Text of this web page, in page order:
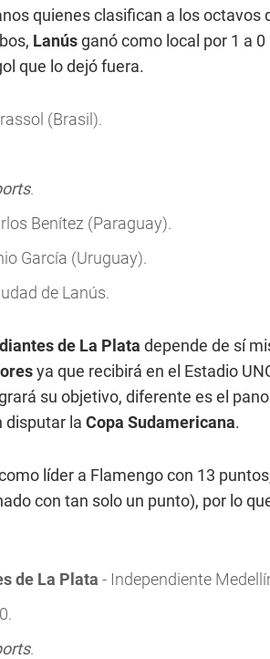
quienes clasifican a los
Lanúsganó como local por 1 a
que lo dejó fuera.
(Brasil).
.
Benítez (Paraguay).
García (Uruguay).
de Lanús.
de La Plata depende de sí
ya que recibirá en el Estadio
su objetivo, diferente es el
disputar la Copa Sudamericana.
líder a Flamengo con 13
con tan solo un punto), por lo
de La Plata - Independiente
.